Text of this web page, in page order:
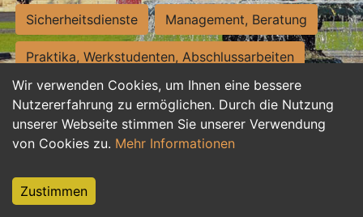
Wir verwenden Cookies, um Ihnen eine bessere
Nutzererfahrung zu ermöglichen. Durch die Nutzung
unserer Webseite stimmen Sie unserer Verwendung
von Cookies zu. Mehr Informationen
Zustimmen
Sicherheitsdienste Management, Beratung
Praktika, Werkstudenten, Abschlussarbeiten
Personalwesen Assistenz, Sekretariat
Hilfskräfte, Aushilfs- und Nebenjobs
Weiterbildung, Studium, duale Ausbildung